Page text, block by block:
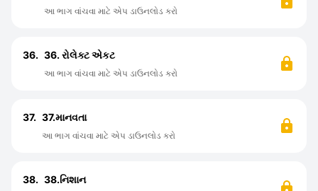
આ ભાગ વાંચવા માટે એપ ડાઉનલોડ કરો
36. 36. રોલેક્ટ એકટ
આ ભાગ વાંચવા માટે એપ ડાઉનલોડ કરો
37. 37.માનવતા
આ ભાગ વાંચવા માટે એપ ડાઉનલોડ કરો
38. 38.નિશાન